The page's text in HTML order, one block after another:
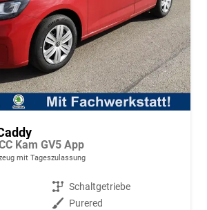
Kam GV5 App
mit Tageszulassung
Getriebe Schaltgetriebe
Außenfarbe Purered